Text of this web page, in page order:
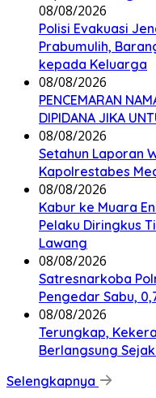
08/08/2026
Polisi Evakuasi
Prabumulih,
kepada Keluarga
08/08/2026
PENCEMARAN
DIPIDANA JIKA
08/08/2026
Setahun Laporan
Kapolrestabes
08/08/2026
Kabur ke Muara
Pelaku Diringkus
Lawang
08/08/2026
Satresnarkoba
Pengedar Sabu,
08/08/2026
Terungkap,
Berlangsung
Selengkapnya